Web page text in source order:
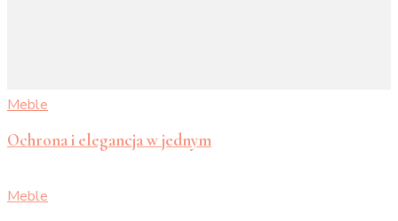
Meble
Ochrona i elegancja w jednym
Meble